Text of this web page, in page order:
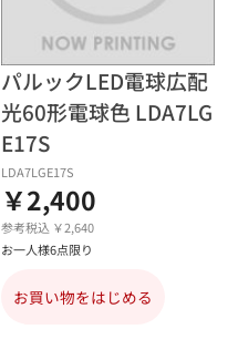
パルックLED電球広配
光60形電球色 LDA7LG
E17S
LDA7LGE17S
￥2,400
参考税込 ￥2,640
お一人様6点限り
お買い物をはじめる